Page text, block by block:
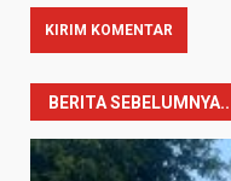
BERITA SEBELUMNYA..